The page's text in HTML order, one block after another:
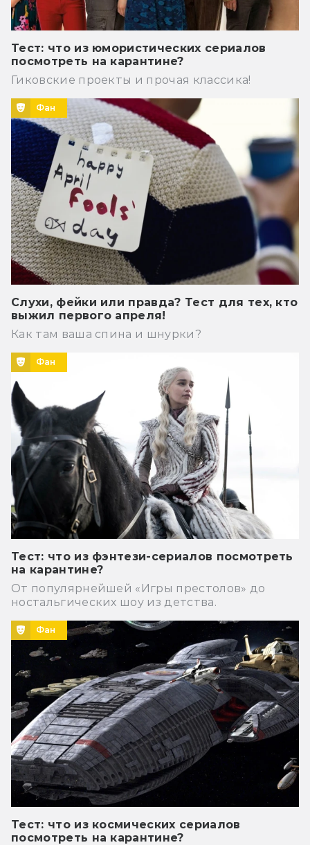
Тест: что из юмористических сериалов
посмотреть на карантине?
Гиковские проекты и прочая классика!
Фан
Слухи, фейки или правда? Тест для тех, кто
выжил первого апреля!
Как там ваша спина и шнурки?
Фан
Тест: что из фэнтези-сериалов посмотреть
на карантине?
От популярнейшей «Игры престолов» до
ностальгических шоу из детства.
Фан
Тест: что из космических сериалов
посмотреть на карантине?